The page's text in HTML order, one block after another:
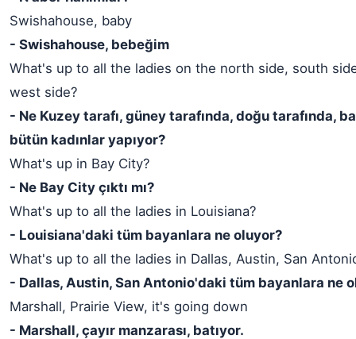
Swishahouse, baby
- Swishahouse, bebeğim
What's up to all the ladies on the north side, south
west side?
- Ne Kuzey tarafı, güney tarafında, doğu tarafında,
bütün kadınlar yapıyor?
What's up in Bay City?
- Ne Bay City çıktı mı?
What's up to all the ladies in Louisiana?
- Louisiana'daki tüm bayanlara ne oluyor?
What's up to all the ladies in Dallas, Austin, San
- Dallas, Austin, San Antonio'daki tüm bayanlara ne
Marshall, Prairie View, it's going down
- Marshall, çayır manzarası, batıyor.